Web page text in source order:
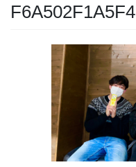
F6A502F1A5F4